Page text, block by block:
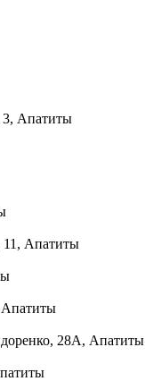
Апатиты
11, Апатиты
Апатиты
28А, Апатиты